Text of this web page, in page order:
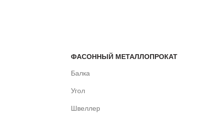
ФАСОННЫЙ МЕТАЛЛОПРОКАТ
Балка
Угол
Швеллер